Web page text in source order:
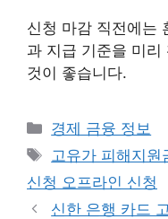
신청 마감 직전에는
과 지급 기준을 미리
것이 좋습니다.
카
테
리
경제 금융 정보
태
그
고유가 피해지원
신청 오프라인 신청
신한 은행 카드